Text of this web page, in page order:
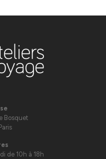
Bosquet
de 10h à 18h